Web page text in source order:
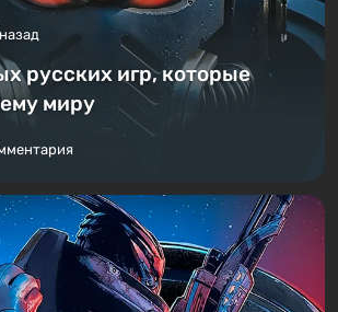
русских игр, которые
миру